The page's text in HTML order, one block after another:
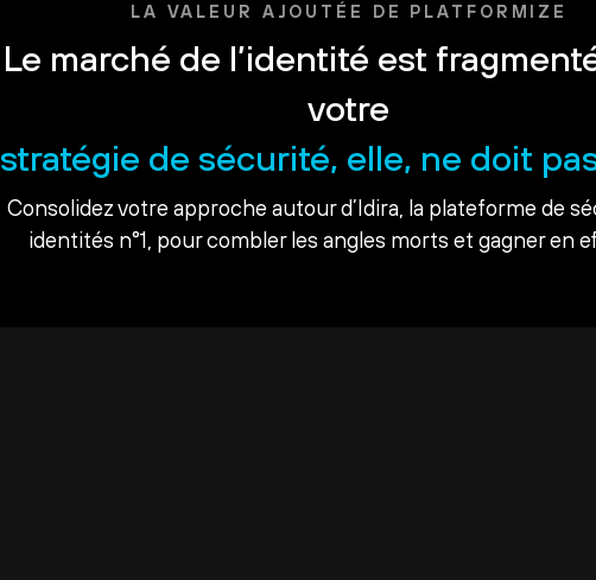
LA VALEUR AJOUTÉE DE PLATFORMIZE
Le marché de l’identité est
votre
stratégie de sécurité, elle, ne doit
Consolidez votre approche autour d’Idira, la plateforme de
identités n°1, pour combler les angles morts et gagner en